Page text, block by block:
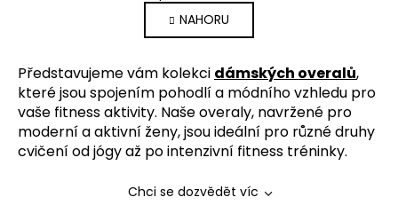
l
á
d
a
c
í
p
r
v
k
á
n
k
v
á
n
í
NAHORU
Představujeme vám kolekci dámských overalů,
které jsou spojením pohodlí a módního vzhledu pro
vaše fitness aktivity. Naše overaly, navržené pro
moderní a aktivní ženy, jsou ideální pro různé druhy
cvičení od jógy až po intenzivní fitness tréninky.
Chci se dozvědět víc